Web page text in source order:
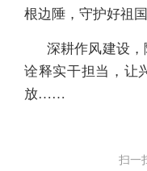
根边陲，守护好祖
深耕作风建设
诠释实干担当，让
放……
扫一